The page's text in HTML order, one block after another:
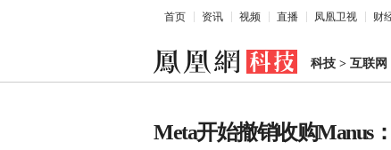
首页 资讯 视频 直播 凤凰卫视 财
科技 > 互联网
Meta开始撤销收购Manus